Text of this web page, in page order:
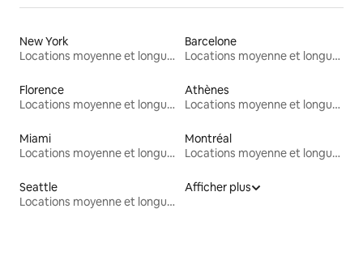
New York
Locations moyenne et longue durée
Barcelone
Locations moyenne et longue durée
Florence
Locations moyenne et longue durée
Athènes
Locations moyenne et longue durée
Miami
Locations moyenne et longue durée
Montréal
Locations moyenne et longue durée
Seattle
Locations moyenne et longue durée
Afficher plus